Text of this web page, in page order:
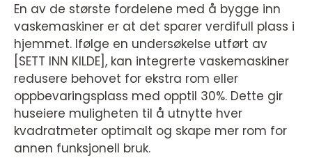
En av de største fordelene med å bygge inn
vaskemaskiner er at det sparer verdifull plass i
hjemmet. Ifølge en undersøkelse utført av
[SETT INN KILDE], kan integrerte vaskemaskiner
redusere behovet for ekstra rom eller
oppbevaringsplass med opptil 30%. Dette gir
huseiere muligheten til å utnytte hver
kvadratmeter optimalt og skape mer rom for
annen funksjonell bruk.